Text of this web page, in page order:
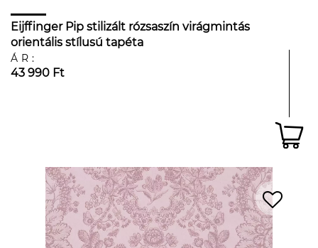
Eijffinger Pip stilizált rózsaszín virágmintás
orientális stílusú tapéta
ÁR:
43 990 Ft